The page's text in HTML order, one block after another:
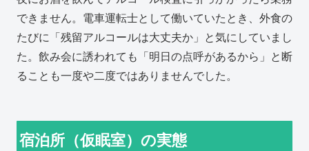
できません。電車運転士として働いていたとき、外食の
たびに「残留アルコールは大丈夫か」と気にしていまし
た。飲み会に誘われても「明日の点呼があるから」と断
ることも一度や二度ではありませんでした。
宿泊所（仮眠室）の実態